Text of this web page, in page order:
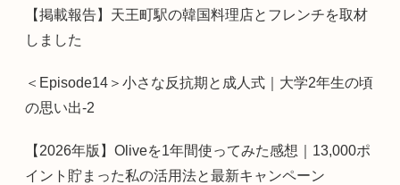
【掲載報告】天王町駅の韓国料理店とフレンチを取材
しました
＜Episode14＞小さな反抗期と成人式｜大学2年生の頃
の思い出-2
【2026年版】Oliveを1年間使ってみた感想｜13,000ポ
イント貯まった私の活用法と最新キャンペーン